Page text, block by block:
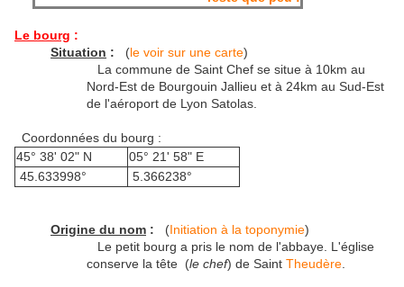
Le bourg :
Situation : (le voir sur une carte)
La commune de Saint Chef se situe à 10km au
Nord-Est de Bourgouin Jallieu et à 24km au Sud-Est
de l'aéroport de Lyon Satolas.
Coordonnées du bourg :
45° 38' 02" N
05° 21' 58" E
45.633998°
5.366238°
Origine du nom : (Initiation à la toponymie)
Le petit bourg a pris le nom de l'abbaye. L'église
conserve la tête (le chef) de Saint Theudère